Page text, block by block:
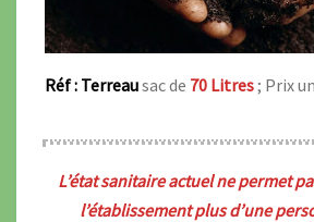
Réf : Terreausac de 70 Litres; Prix
L’état sanitaire actuel ne permet
l’établissement plus d’une